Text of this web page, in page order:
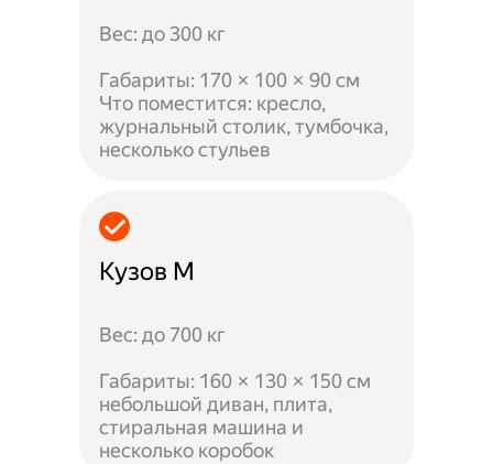
Вес: до 300 кг
Габариты: 170 × 100 × 90 см
Что поместится: кресло,
журнальный столик, тумбочка,
несколько стульев
Кузов M
Вес: до 700 кг
Габариты: 160 × 130 × 150 см
небольшой диван, плита,
стиральная машина и
несколько коробок